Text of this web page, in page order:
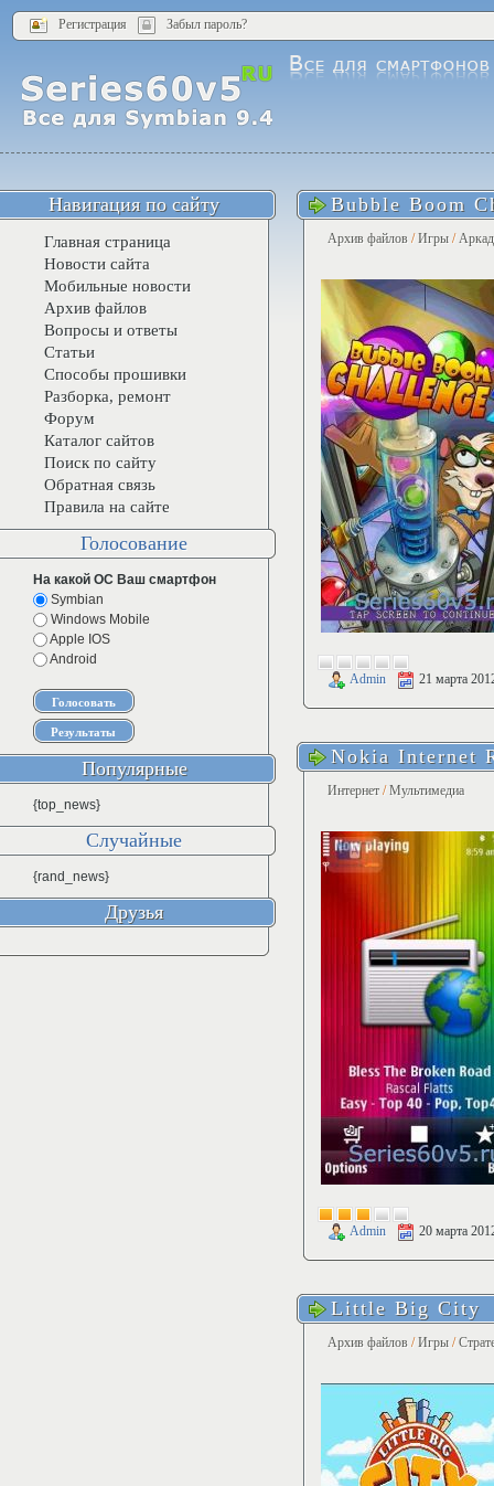
Регистрация Забыл пароль?
Bubble Boom
Архив файлов /Игры /
Admin 21 марта
Nokia Internet
Интернет /Мультимедиа
Admin 20 марта
Little Big City
Архив файлов /Игры /
Навигация по сайту
Главная страница
Новости сайта
Мобильные новости
Архив файлов
Вопросы и ответы
Статьи
Способы прошивки
Разборка, ремонт
Форум
Каталог сайтов
Поиск по сайту
Обратная связь
Правила на сайте
Голосование
На какой ОС Ваш смартфон
Symbian
Windows Mobile
Apple IOS
Android
Популярные
{top_news}
Случайные
{rand_news}
Друзья